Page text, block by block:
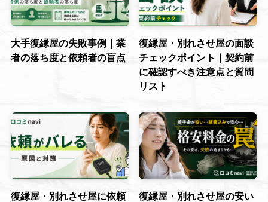
大手復縁屋の失敗事例｜業
者の落ち度と依頼者の盲点
復縁屋・別れさせ屋の面談
チェックポイント｜契約前
に確認すべき注意点と質問
リスト
復縁屋・別れさせ屋に依頼
復縁屋・別れさせ屋の安い